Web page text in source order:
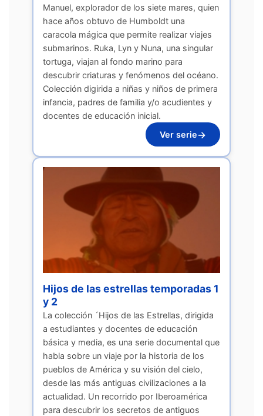
Manuel, explorador de los siete mares, quien
hace años obtuvo de Humboldt una
caracola mágica que permite realizar viajes
submarinos. Ruka, Lyn y Nuna, una singular
tortuga, viajan al fondo marino para
descubrir criaturas y fenómenos del océano.
Colección digirida a niñas y niños de primera
infancia, padres de familia y/o acudientes y
docentes de educación inicial.
Ver serie→
Hijos de las estrellas temporadas 1
y 2
La colección ´Hijos de las Estrellas, dirigida
a estudiantes y docentes de educación
básica y media, es una serie documental que
habla sobre un viaje por la historia de los
pueblos de América y su visión del cielo,
desde las más antiguas civilizaciones a la
actualidad. Un recorrido por Iberoamérica
para descubrir los secretos de antiguos